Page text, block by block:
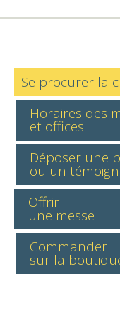
Se procurer la
Horaires des
et offices
Déposer une
ou un
Offrir
une messe
Commander
sur la